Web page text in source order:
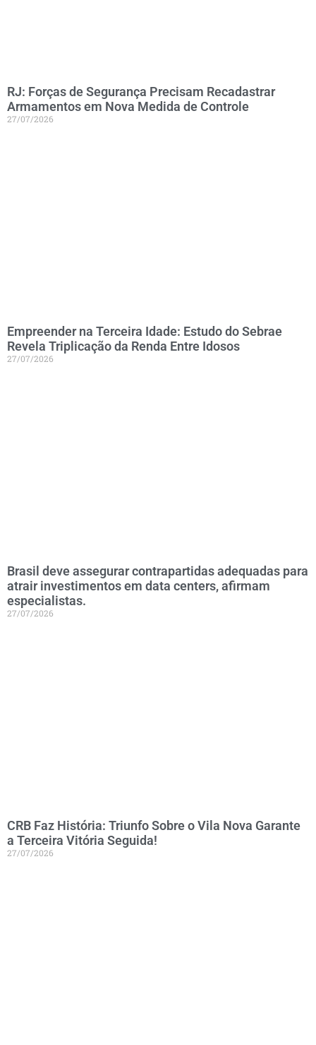
RJ: Forças de Segurança Precisam Recadastrar
Armamentos em Nova Medida de Controle
27/07/2026
Empreender na Terceira Idade: Estudo do Sebrae
Revela Triplicação da Renda Entre Idosos
27/07/2026
Brasil deve assegurar contrapartidas adequadas para
atrair investimentos em data centers, afirmam
especialistas.
27/07/2026
CRB Faz História: Triunfo Sobre o Vila Nova Garante
a Terceira Vitória Seguida!
27/07/2026